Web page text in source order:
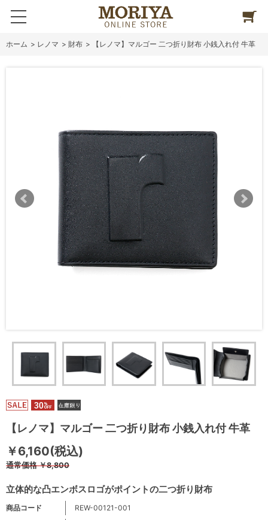
ホーム > レノマ > 財布 > 【レノマ】マルゴー 二つ折り財布 小銭入れ付 牛革
【レノマ】マルゴー 二つ折り財布 小銭入れ付 牛革
立体的な凸エンボスロゴがポイントの二つ折り財布
￥6,160(税込)
通常価格￥8,800
商品コード
REW-00121-001